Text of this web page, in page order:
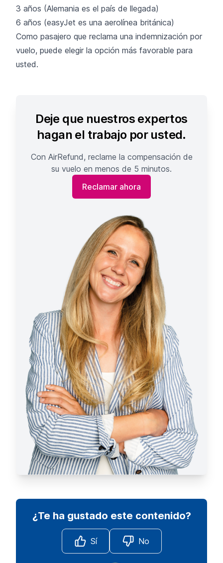
3 años (Alemania es el país de llegada)
6 años (easyJet es una aerolínea británica)
Como pasajero que reclama una indemnización por
vuelo, puede elegir la opción más favorable para
usted.
Deje que nuestros expertos
hagan el trabajo por usted.
Con AirRefund, reclame la compensación de
su vuelo en menos de 5 minutos.
Reclamar ahora
¿Te ha gustado este contenido?
Sí No